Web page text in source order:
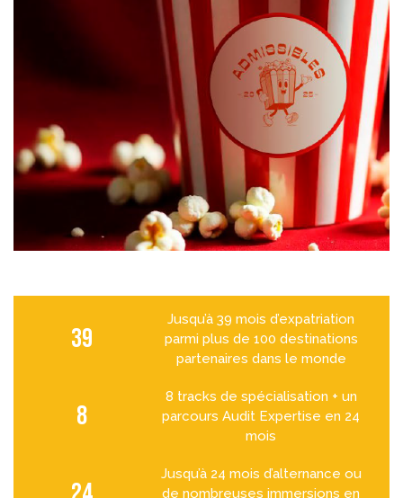
39
Jusqu’à 39 mois d’expatriation
parmi plus de 100 destinations
partenaires dans le monde
8
8 tracks de spécialisation + un
parcours Audit Expertise en 24
mois
Jusqu’à 24 mois d’alternance ou
de nombreuses immersions en